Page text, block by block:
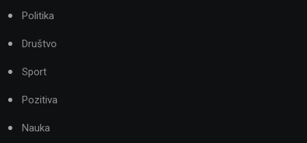
Politika
Društvo
Sport
Pozitiva
Nauka